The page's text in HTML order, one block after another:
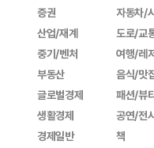
증권
산업/재계
중기/벤처
부동산
글로벌경제
생활경제
경제일반
자동차/
도로/교
여행/레
음식/맛
패션/뷰
공연/전
책